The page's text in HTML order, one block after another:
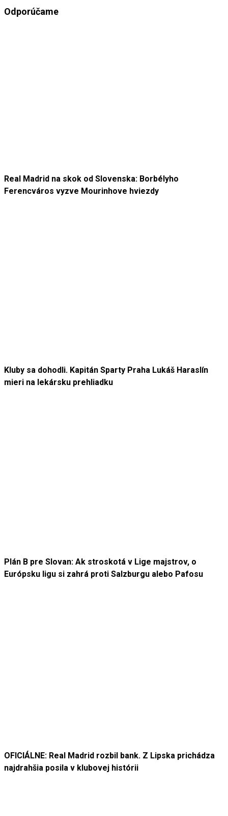
Odporúčame
Real Madrid na skok od Slovenska: Borbélyho
Ferencváros vyzve Mourinhove hviezdy
Kluby sa dohodli. Kapitán Sparty Praha Lukáš Haraslín
mieri na lekársku prehliadku
Plán B pre Slovan: Ak stroskotá v Lige majstrov, o
Európsku ligu si zahrá proti Salzburgu alebo Pafosu
OFICIÁLNE: Real Madrid rozbil bank. Z Lipska prichádza
najdrahšia posila v klubovej histórii